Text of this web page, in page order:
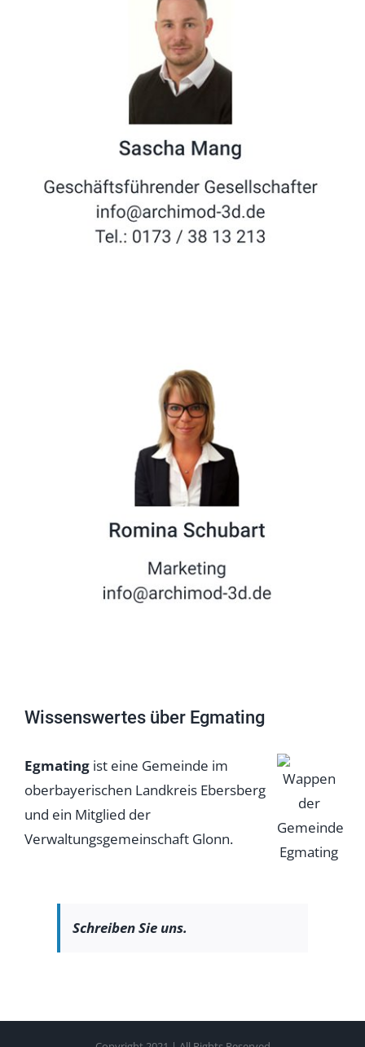
Wissenswertes über Egmating
Egmating ist eine Gemeinde im
oberbayerischen Landkreis Ebersberg
und ein Mitglied der
Verwaltungsgemeinschaft Glonn.
Schreiben Sie uns.